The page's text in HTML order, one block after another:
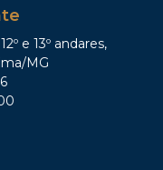
e 13º andares,
MG